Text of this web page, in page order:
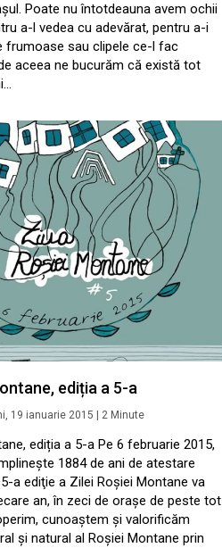
Poate nu întotdeauna avem ochii
a-l vedea cu adevărat, pentru a-i
frumoase sau clipele ce-l fac
aceea ne bucurăm că există tot
ediția a 5-a
19 ianuarie 2015 2 Minute
ediția a 5-a Pe 6 februarie 2015,
1884 de ani de atestare
a ediţie a Zilei Roşiei Montane va
an, în zeci de oraşe de peste tot
cunoaştem şi valorificăm
şi natural al Roşiei Montane prin